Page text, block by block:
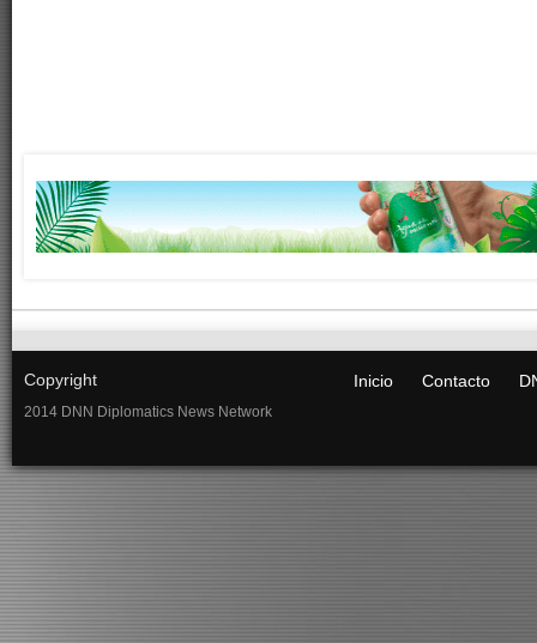
Copyright
2014 DNN Diplomatics News Network
Inicio Contacto